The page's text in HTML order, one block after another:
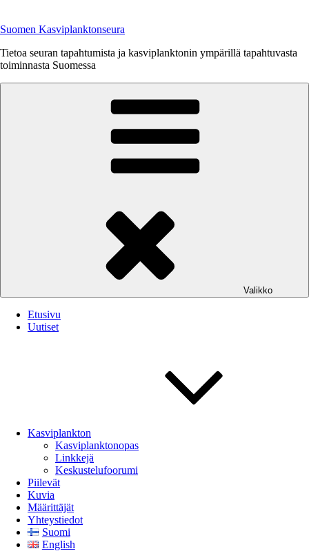
Suomen Kasviplanktonseura
Tietoa seuran tapahtumista ja kasviplanktonin ympärillä tapahtuvasta
toiminnasta Suomessa
Valikko
Etusivu
Uutiset
Kasviplankton
Kasviplanktonopas
Linkkejä
Keskustelufoorumi
Piilevät
Kuvia
Määrittäjät
Yhteystiedot
Suomi
English